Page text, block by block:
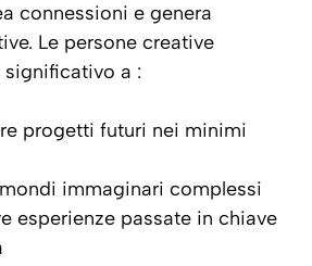
connessioni e genera
Le persone creative
a :
progetti futuri nei minimi
immaginari complessi
esperienze passate in chiave